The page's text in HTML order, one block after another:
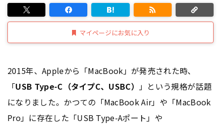
マイページにお気に入り
2015年、Appleから「MacBook」が発売された時、
「USB Type-C（タイプC、USBC） 」という規格が話題
になりました。かつての「MacBook Air」や「MacBook
Pro」に存在した「USB Type-Aポート」や